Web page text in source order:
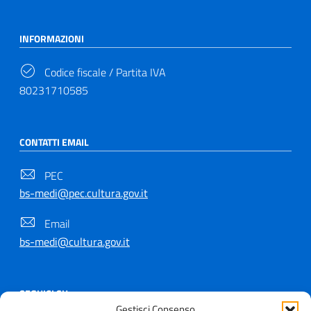
INFORMAZIONI
Codice fiscale / Partita IVA
80231710585
CONTATTI EMAIL
PEC
bs-medi@pec.cultura.gov.it
Email
bs-medi@cultura.gov.it
SEGUICI SU